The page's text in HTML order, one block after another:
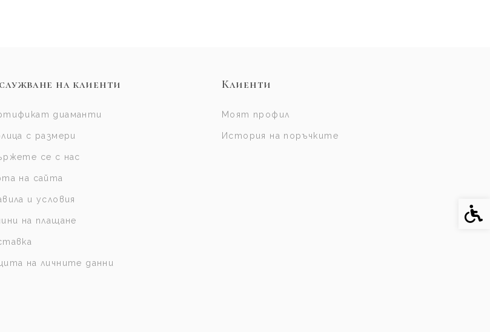
на клиенти
диаманти
с размери
се с нас
на сайта
и условия
на плащане
на личните данни
Клиенти
Моят профил
История на поръчките